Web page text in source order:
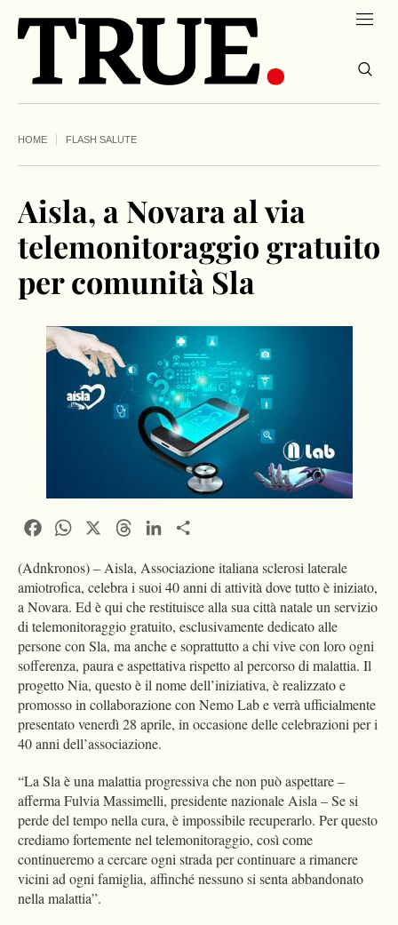
HOME FLASH SALUTE
Aisla, a Novara al via
telemonitoraggio gratuito
per comunità Sla
FacebookWhatsApp ThreadsLinkedIn
(Adnkronos) – Aisla, Associazione italiana sclerosi laterale
amiotrofica, celebra i suoi 40 anni di attività dove tutto è iniziato,
a Novara. Ed è qui che restituisce alla sua città natale un servizio
di telemonitoraggio gratuito, esclusivamente dedicato alle
persone con Sla, ma anche e soprattutto a chi vive con loro ogni
sofferenza, paura e aspettativa rispetto al percorso di malattia. Il
progetto Nia, questo è il nome dell’iniziativa, è realizzato e
promosso in collaborazione con Nemo Lab e verrà ufficialmente
presentato venerdì 28 aprile, in occasione delle celebrazioni per i
40 anni dell’associazione.
“La Sla è una malattia progressiva che non può aspettare –
afferma Fulvia Massimelli, presidente nazionale Aisla – Se si
perde del tempo nella cura, è impossibile recuperarlo. Per questo
crediamo fortemente nel telemonitoraggio, così come
continueremo a cercare ogni strada per continuare a rimanere
vicini ad ogni famiglia, affinché nessuno si senta abbandonato
nella malattia”.